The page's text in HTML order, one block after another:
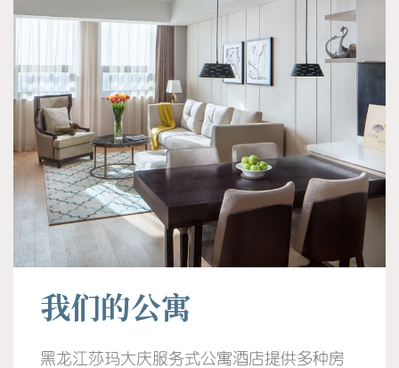
我们的公寓
黑龙江莎玛大庆服务式公寓酒店提供多种房